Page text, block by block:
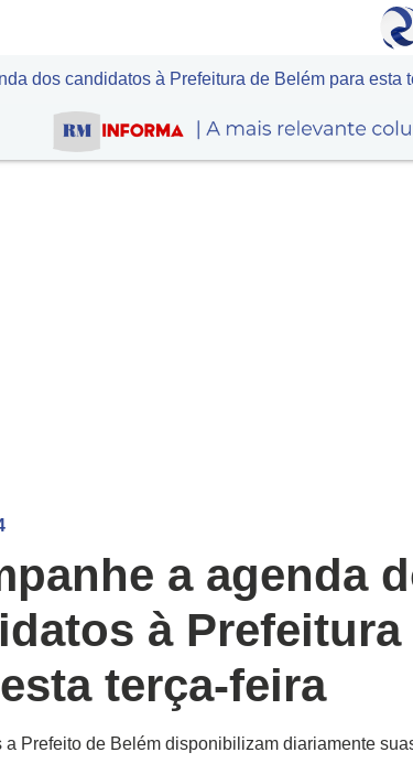
dos candidatos à Prefeitura de Belém para esta
a agenda
à Prefeitura
terça-feira
a Prefeito de Belém disponibilizam diariamente